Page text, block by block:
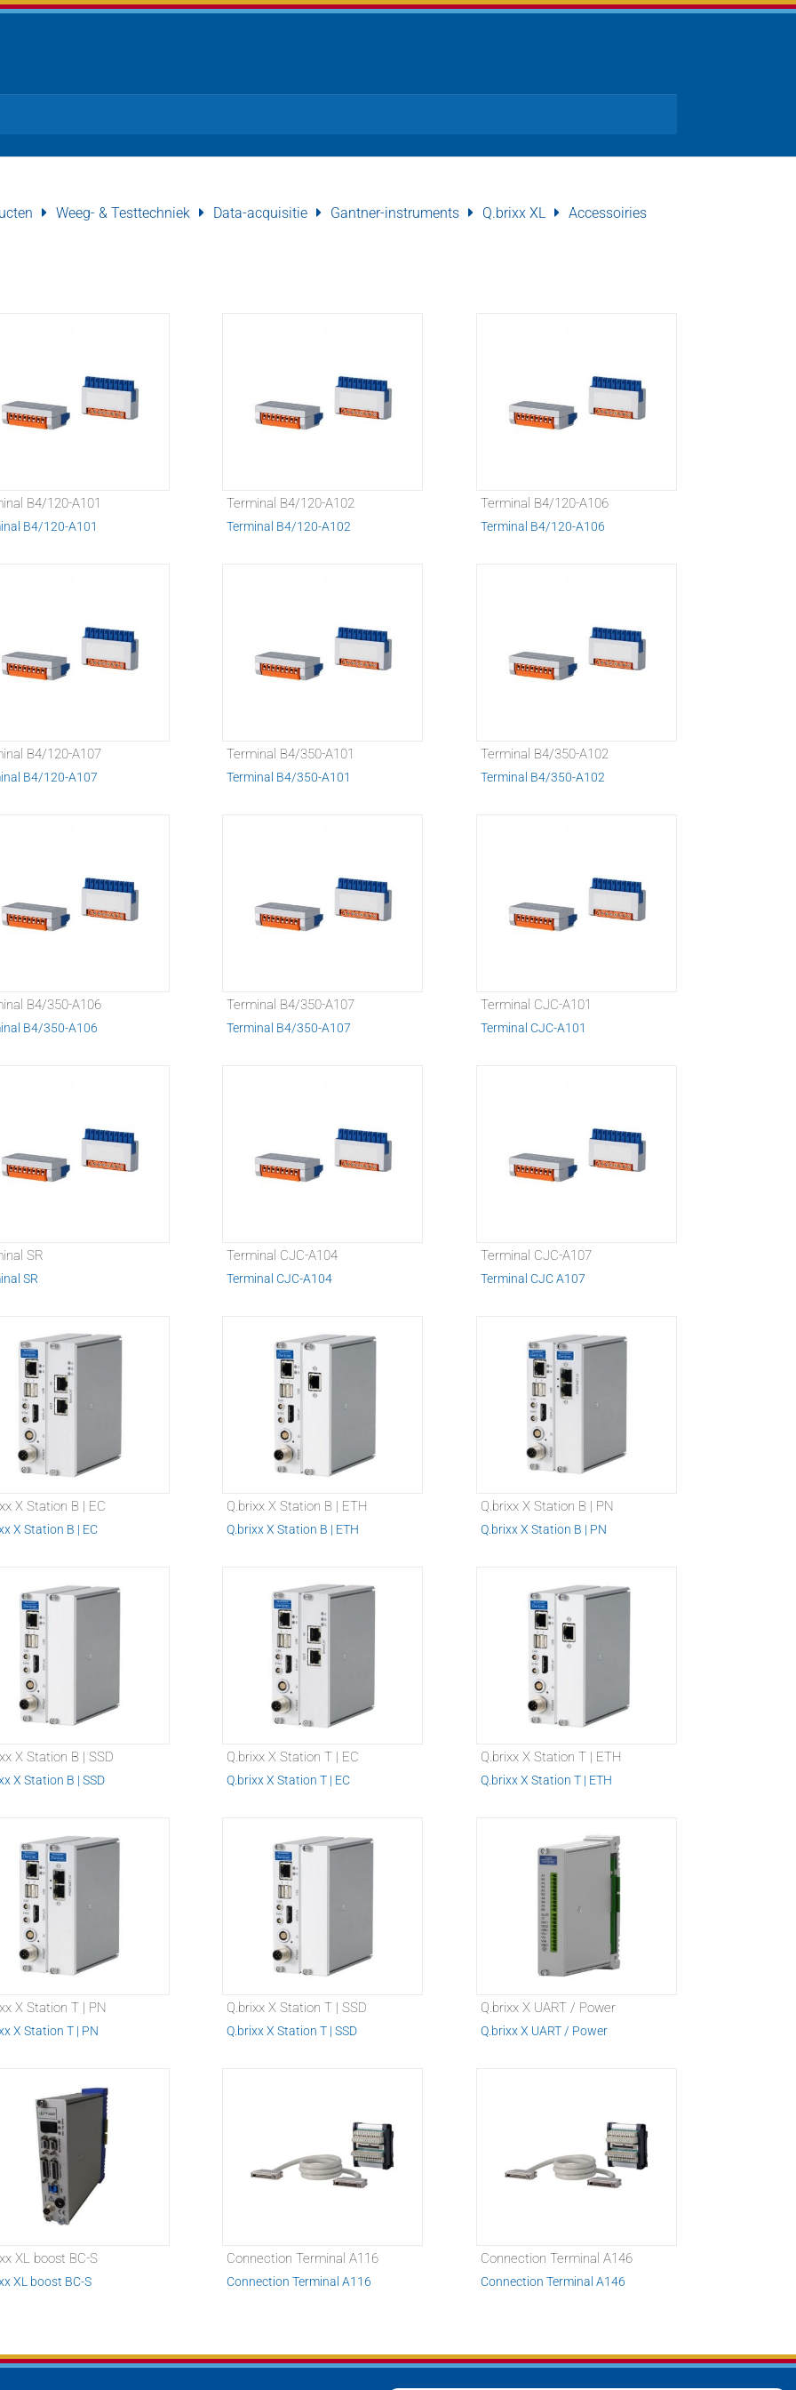
Weeg- & Testtechniek Data-acquisitie Gantner-instruments Q.brixx XL Accessoiries
B4/120-A101
B4/120-A101
Terminal B4/120-A102
Terminal B4/120-A102
Terminal B4/120-A106
Terminal B4/120-A106
B4/120-A107
B4/120-A107
Terminal B4/350-A101
Terminal B4/350-A101
Terminal B4/350-A102
Terminal B4/350-A102
B4/350-A106
B4/350-A106
Terminal B4/350-A107
Terminal B4/350-A107
Terminal CJC-A101
Terminal CJC-A101
SR
SR
Terminal CJC-A104
Terminal CJC-A104
Terminal CJC-A107
Terminal CJC A107
X Station B | EC
X Station B | EC
Q.brixx X Station B | ETH
Q.brixx X Station B | ETH
Q.brixx X Station B | PN
Q.brixx X Station B | PN
X Station B | SSD
X Station B | SSD
Q.brixx X Station T | EC
Q.brixx X Station T | EC
Q.brixx X Station T | ETH
Q.brixx X Station T | ETH
X Station T | PN
X Station T | PN
Q.brixx X Station T | SSD
Q.brixx X Station T | SSD
Q.brixx X UART / Power
Q.brixx X UART / Power
XL boost BC-S
XL boost BC-S
Connection Terminal A116
Connection Terminal A116
Connection Terminal A146
Connection Terminal A146